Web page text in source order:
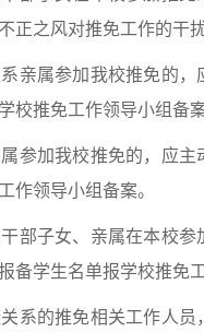
之风对推免工作的干扰
系亲属参加我校推免的
推免工作领导小组备案
参加我校推免的，应
作领导小组备案。
部子女、亲属在本校
备学生名单报学校推免
关系的推免相关工作人